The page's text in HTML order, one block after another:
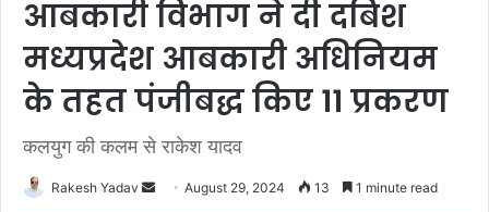
आबकारी विभाग ने दी दबिश
मध्यप्रदेश आबकारी अधिनियम
के तहत पंजीबद्ध किए 11 प्रकरण
कलयुग की कलम से राकेश यादव
Rakesh Yadav August 29, 2024 13 1 minute read